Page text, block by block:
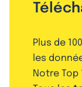
Plus de
les
Notre Top